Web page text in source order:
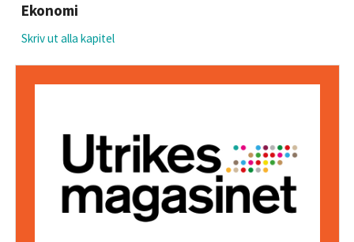
Ekonomi
Skriv ut alla kapitel